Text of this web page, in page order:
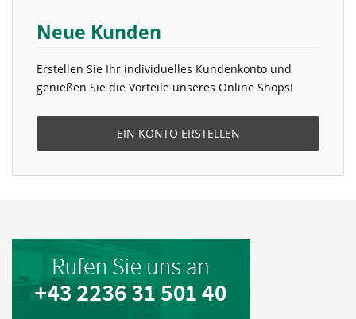
Neue Kunden
Erstellen Sie Ihr individuelles Kundenkonto und
genießen Sie die Vorteile unseres Online Shops!
EIN KONTO ERSTELLEN